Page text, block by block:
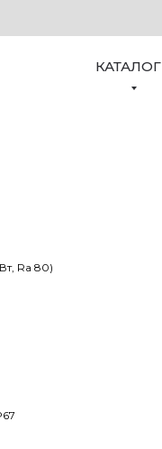
КАТАЛОГ
Ra 80)